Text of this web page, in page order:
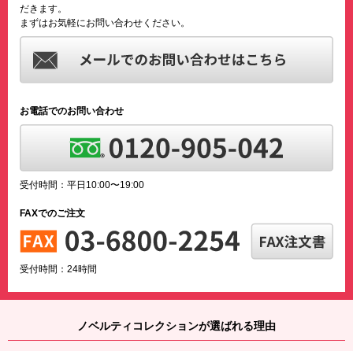
だきます。
まずはお気軽にお問い合わせください。
お電話でのお問い合わせ
受付時間：平日10:00〜19:00
FAXでのご注文
受付時間：24時間
ノベルティコレクションが選ばれる理由